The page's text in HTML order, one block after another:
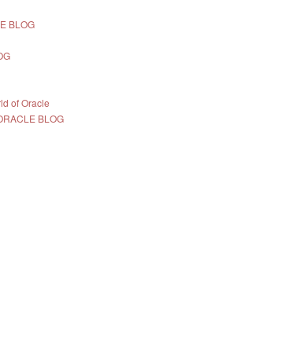
BLOG
of Oracle
BLOG